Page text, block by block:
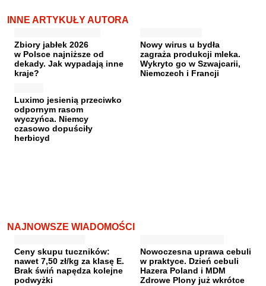
INNE ARTYKUŁY AUTORA
Zbiory jabłek 2026
w Polsce najniższe od
dekady. Jak wypadają inne
kraje?
Nowy wirus u bydła
zagraża produkcji mleka.
Wykryto go w Szwajcarii,
Niemczech i Francji
Luximo jesienią przeciwko
odpornym rasom
wyczyńca. Niemcy
czasowo dopuściły
herbicyd
NAJNOWSZE WIADOMOŚCI
Ceny skupu tuczników:
nawet 7,50 zł/kg za klasę E.
Brak świń napędza kolejne
podwyżki
Nowoczesna uprawa cebuli
w praktyce. Dzień cebuli
Hazera Poland i MDM
Zdrowe Plony już wkrótce